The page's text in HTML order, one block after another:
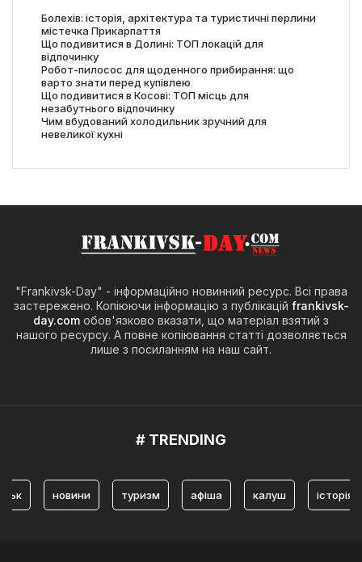
Болехів: історія, архітектура та туристичні перлини
містечка Прикарпаття
Що подивитися в Долині: ТОП локацій для
відпочинку
Робот-пилосос для щоденного прибирання: що
варто знати перед купівлею
Що подивитися в Косові: ТОП місць для
незабутнього відпочинку
Чим вбудований холодильник зручний для
невеликої кухні
"Frankivsk-Day" - інформаційно новинний ресурс. Всі права
застережено. Копіюючи інформацію з публікацій frankivsk-
day.com обов'язково вказати, що матеріал взятий з
нашого ресурсу. А повне копіювання статті дозволяється
лише з посиланням на наш сайт.
# TRENDING
новини туризм афіша калуш історія